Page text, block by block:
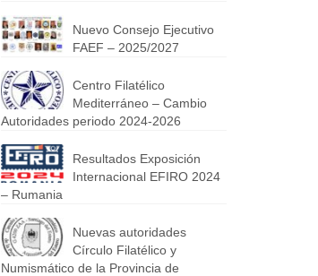
Nuevo Consejo Ejecutivo
FAEF – 2025/2027
Centro Filatélico
Mediterráneo – Cambio
Autoridades periodo 2024-2026
Resultados Exposición
Internacional EFIRO 2024
– Rumania
Nuevas autoridades
Círculo Filatélico y
Numismático de la Provincia de